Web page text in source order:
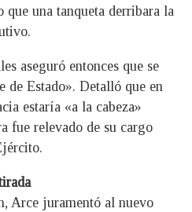
una tanqueta derribara la
aseguró entonces que se
de Estado». Detalló que en
estaría «a la cabeza»
fue relevado de su cargo
Arce juramentó al nuevo